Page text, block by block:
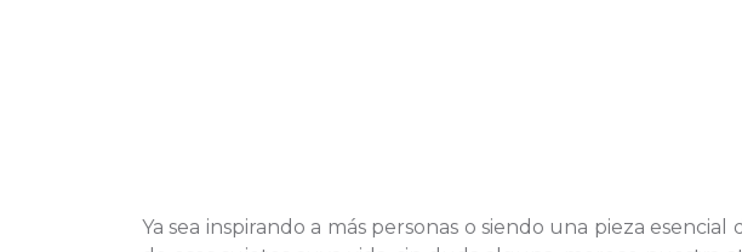
Ya sea inspirando a más personas o siendo una pieza esencial